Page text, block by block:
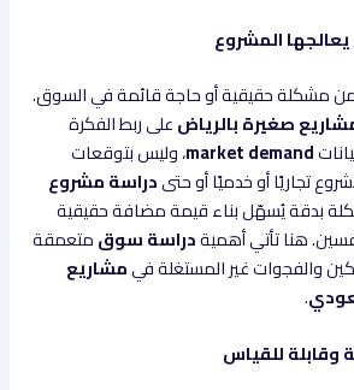
المشروع
مشكلة حقيقية أو حاجة قائمة في السوق.
صغيرة بالرياضعلى ربط الفكرة
market demand، وليس بتوقعات
تجاريًا أو خدميًا أو حتىدراسة مشروع
بدقة يُسهّل بناء قيمة مضافة حقيقية
هنا تأتي أهميةدراسة سوقمتعمقة
والفجوات غير المستغلة فيمشاريع
.
للقياس